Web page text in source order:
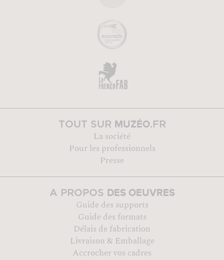
TOUT SUR MUZÉO.FR
La société
Pour les professionnels
Presse
A PROPOS DES OEUVRES
Guide des supports
Guide des formats
Délais de fabrication
Livraison & Emballage
Accrocher vos cadres